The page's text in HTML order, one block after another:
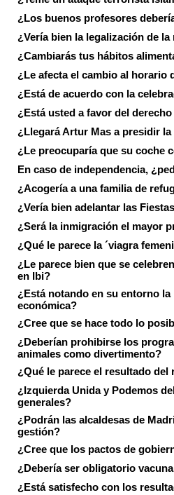
¿Los buenos profesores
¿Vería bien la legalización de
¿Cambiarás tus hábitos
¿Le afecta el cambio al horario
¿Está de acuerdo con la
¿Está usted a favor del
¿Llegará Artur Mas a presidir
¿Le preocuparía que su coche
En caso de independencia,
¿Acogería a una familia de
¿Vería bien adelantar las
¿Será la inmigración el mayor
¿Qué le parece la ´viagra
¿Le parece bien que se
en Ibi?
¿Está notando en su entorno
económica?
¿Cree que se hace todo lo
¿Deberían prohibirse los
animales como divertimento?
¿Qué le parece el resultado del
¿Izquierda Unida y Podemos
generales?
¿Podrán las alcaldesas de
gestión?
¿Cree que los pactos de
¿Debería ser obligatorio
¿Está satisfecho con los